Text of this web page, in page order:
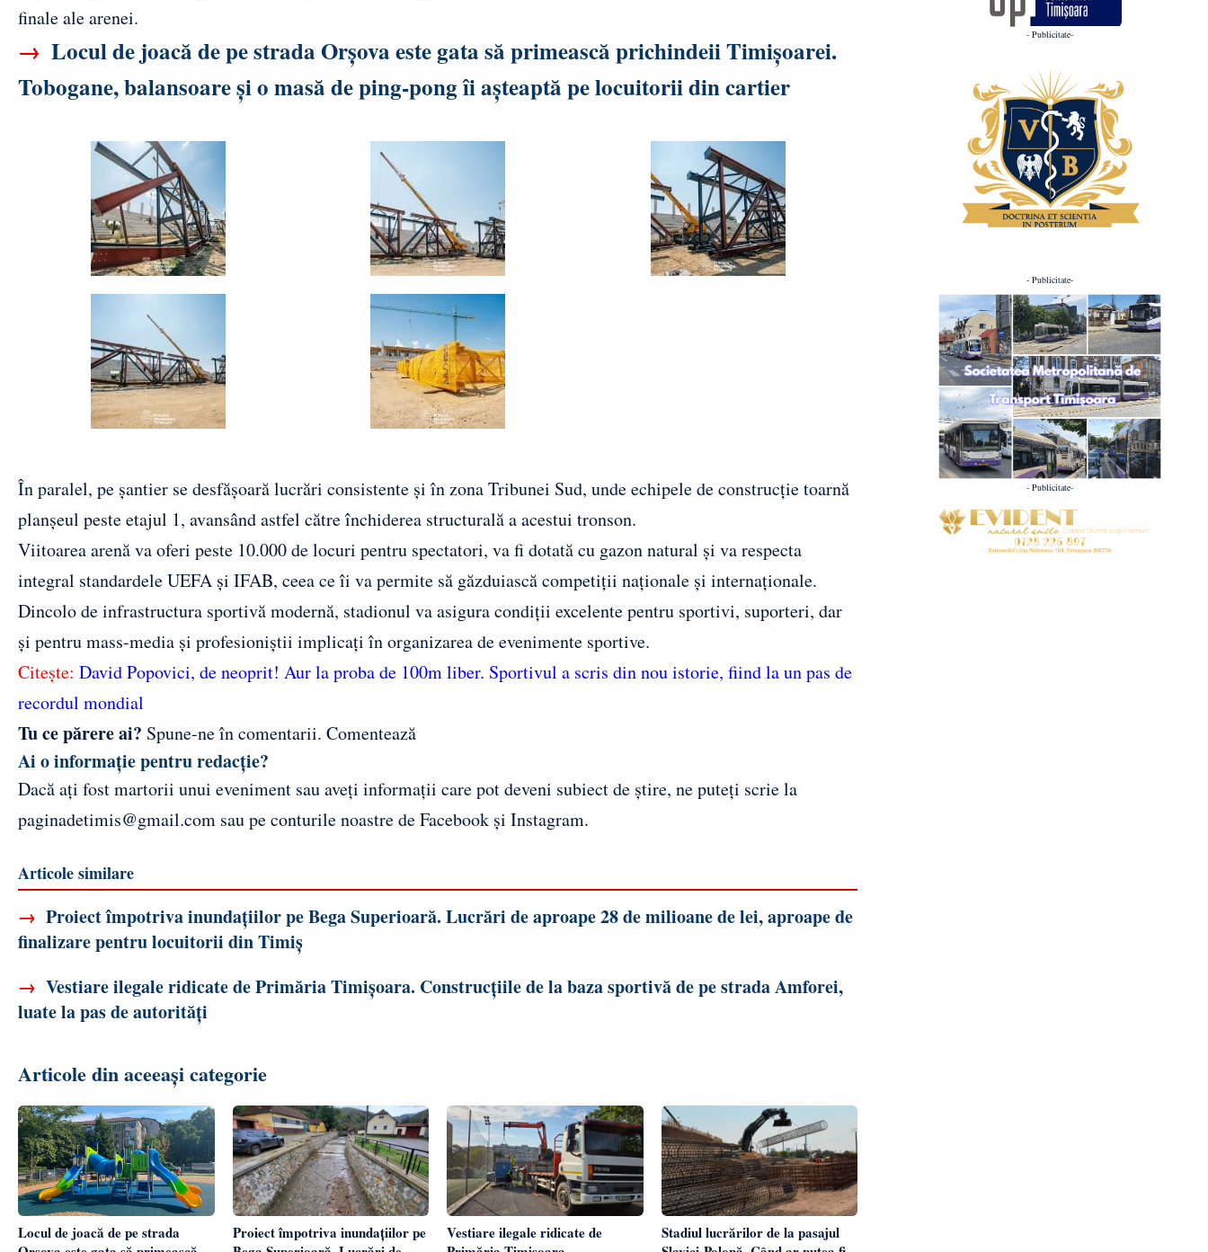
finale ale arenei.
→ Locul de joacă de pe strada Orșova este gata să primească prichindeii Timișoarei.
Tobogane, balansoare și o masă de ping-pong îi așteaptă pe locuitorii din cartier
În paralel, pe șantier se desfășoară lucrări consistente și în zona Tribunei Sud, unde echipele de construcție toarnă
planșeul peste etajul 1, avansând astfel către închiderea structurală a acestui tronson.
Viitoarea arenă va oferi peste 10.000 de locuri pentru spectatori, va fi dotată cu gazon natural și va respecta
integral standardele UEFA și IFAB, ceea ce îi va permite să găzduiască competiții naționale și internaționale.
Dincolo de infrastructura sportivă modernă, stadionul va asigura condiții excelente pentru sportivi, suporteri, dar
și pentru mass-media și profesioniștii implicați în organizarea de evenimente sportive.
Citește: David Popovici, de neoprit! Aur la proba de 100m liber. Sportivul a scris din nou istorie, fiind la un pas de
recordul mondial
Tu ce părere ai? Spune-ne în comentarii. Comentează
Ai o informație pentru redacție?
Dacă ați fost martorii unui eveniment sau aveți informații care pot deveni subiect de știre, ne puteți scrie la
paginadetimis@gmail.com sau pe conturile noastre deFacebook și Instagram.
Articole similare
→ Proiect împotriva inundațiilor pe Bega Superioară. Lucrări de aproape 28 de milioane de lei, aproape de
finalizare pentru locuitorii din Timiș
→ Vestiare ilegale ridicate de Primăria Timișoara. Construcțiile de la baza sportivă de pe strada Amforei,
luate la pas de autorități
Articole din aceeași categorie
Locul de joacă de pe strada
Proiect împotriva inundațiilor pe
Vestiare ilegale ridicate de
Stadiul lucrărilor de la pasajul
- Publicitate-
- Publicitate-
- Publicitate-